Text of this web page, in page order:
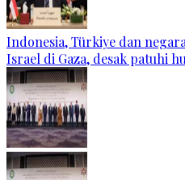
Indonesia, Türkiye dan
Israel di Gaza, desak patuhi